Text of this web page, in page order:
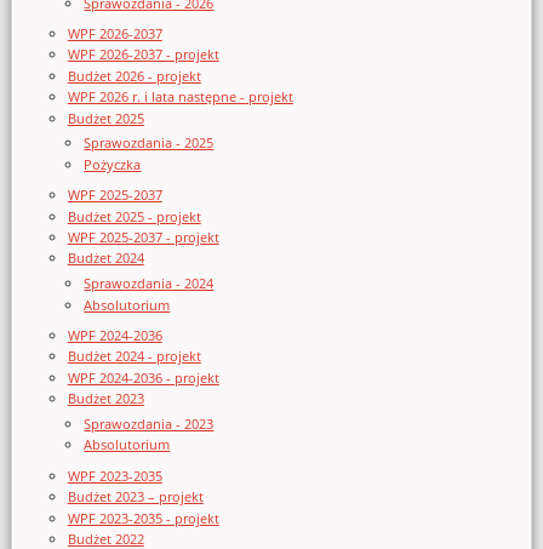
WPF 2026-2037
WPF 2026-2037 - projekt
Budżet 2026 - projekt
WPF 2026 r. i lata następne - projekt
Budżet 2025
Sprawozdania - 2025
Pożyczka
WPF 2025-2037
Budżet 2025 - projekt
WPF 2025-2037 - projekt
Budżet 2024
Sprawozdania - 2024
Absolutorium
WPF 2024-2036
Budżet 2024 - projekt
WPF 2024-2036 - projekt
Budżet 2023
Sprawozdania - 2023
Absolutorium
WPF 2023-2035
Budżet 2023 – projekt
WPF 2023-2035 - projekt
Budżet 2022